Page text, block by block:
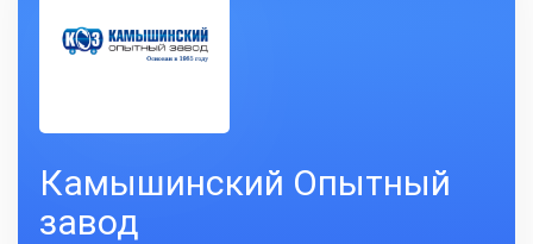
Камышинский Опытный
завод